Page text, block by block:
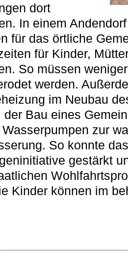
dort
In einem
für das örtliche
für Kinder,
So müssen
werden.
im Neubau
Bau eines
zur
So konnte
gestärkt
Kinder können im